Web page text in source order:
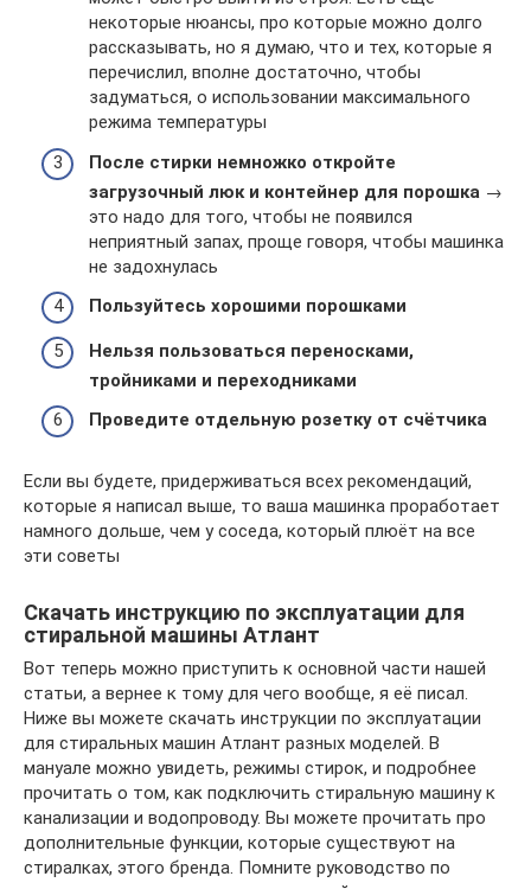
некоторые нюансы, про которые можно долго
рассказывать, но я думаю, что и тех, которые я
перечислил, вполне достаточно, чтобы
задуматься, о использовании максимального
режима температуры
После стирки немножко откройте
загрузочный люк и контейнер для порошка →
это надо для того, чтобы не появился
неприятный запах, проще говоря, чтобы машинка
не задохнулась
Пользуйтесь хорошими порошками
Нельзя пользоваться переносками,
тройниками и переходниками
Проведите отдельную розетку от счётчика
Если вы будете, придерживаться всех рекомендаций,
которые я написал выше, то ваша машинка проработает
намного дольше, чем у соседа, который плюёт на все
эти советы
Скачать инструкцию по эксплуатации для
стиральной машины Атлант
Вот теперь можно приступить к основной части нашей
статьи, а вернее к тому для чего вообще, я её писал.
Ниже вы можете скачать инструкции по эксплуатации
для стиральных машин Атлант разных моделей. В
мануале можно увидеть, режимы стирок, и подробнее
прочитать о том, как подключить стиральную машину к
канализации и водопроводу. Вы можете прочитать про
дополнительные функции, которые существуют на
стиралках, этого бренда. Помните руководство по